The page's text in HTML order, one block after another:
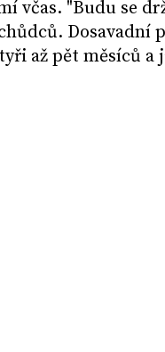
včas. "Budu se
Dosavadní
až pět měsíců a